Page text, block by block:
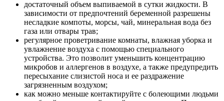
достаточный объем выпиваемой в сутки жидкости. В
зависимости от предпочтений беременной разрешены
несладкие компоты, морсы, чай, минеральная вода без
газа или отвары трав;
регулярное проветривание комнаты, влажная уборка и
увлажнение воздуха с помощью специального
устройства. Это позволит уменьшить концентрацию
микробов и аллергенов в воздухе, а также предупредить
пересыхание слизистой носа и ее раздражение
загрязненным воздухом;
как можно меньше контактируйте с болеющими людьми